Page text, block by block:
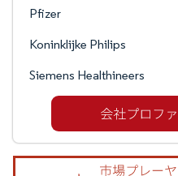
Pfizer
Koninklijke Philips
Siemens Healthineers